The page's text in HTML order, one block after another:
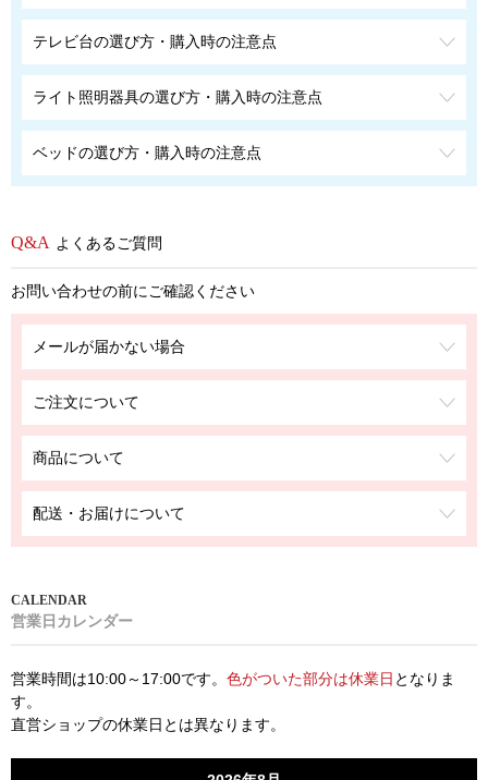
テレビ台の選び方・購入時の注意点
ライト照明器具の選び方・購入時の注意点
ベッドの選び方・購入時の注意点
よくあるご質問
お問い合わせの前にご確認ください
メールが届かない場合
ご注文について
商品について
配送・お届けについて
営業日カレンダー
営業時間は10:00～17:00です。 色がついた部分は休業日 となりま
す。
直営ショップの休業日とは異なります。